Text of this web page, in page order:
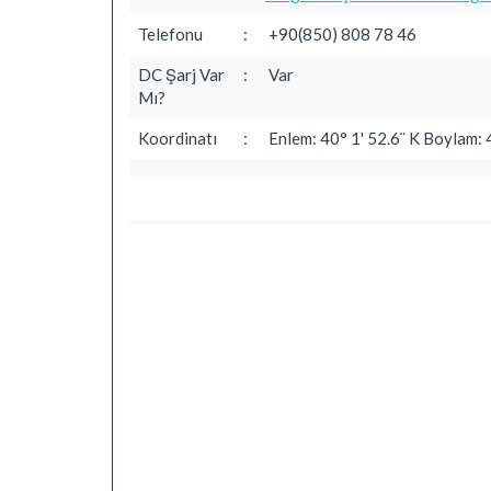
Telefonu : +90(850) 808 78 46
DC Şarj Var
Mı?
: Var
Koordinatı : Enlem: 40° 1' 52.6¨ K Boylam: